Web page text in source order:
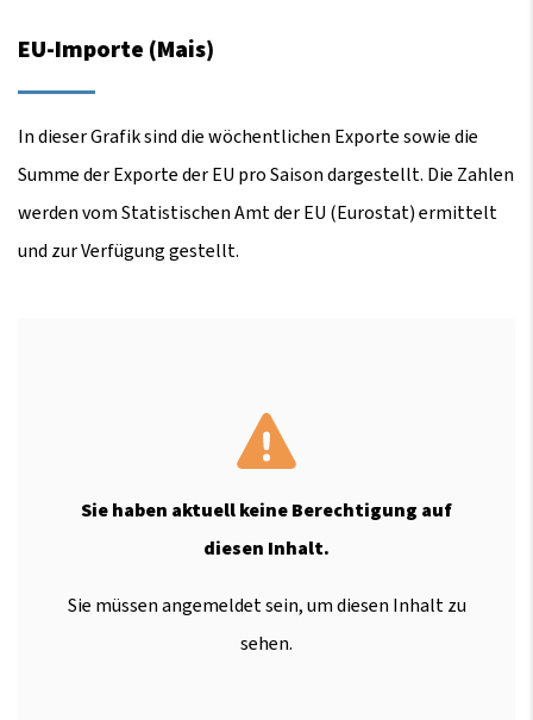
EU-Importe (Mais)
In dieser Grafik sind die wöchentlichen Exporte sowie die
Summe der Exporte der EU pro Saison dargestellt. Die Zahlen
werden vom Statistischen Amt der EU (Eurostat) ermittelt
und zur Verfügung gestellt.
Sie haben aktuell keine Berechtigung auf
diesen Inhalt.
Sie müssen angemeldet sein, um diesen Inhalt zu
sehen.